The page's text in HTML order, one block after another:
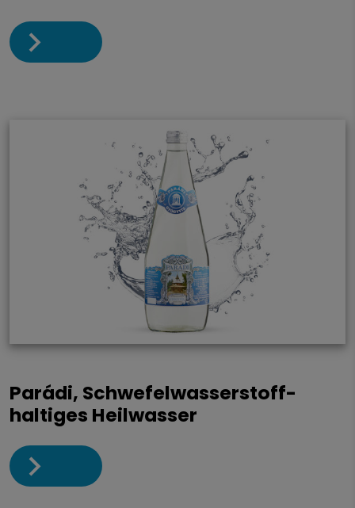
Parádi, Schwefelwasserstoff-
haltiges Heilwasser